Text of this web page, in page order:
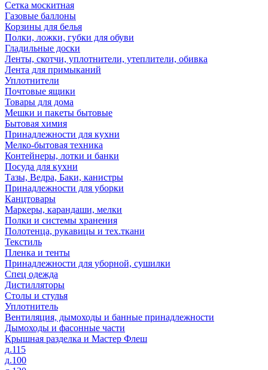
Сетка москитная
Газовые баллоны
Корзины для белья
Полки, ложки, губки для обуви
Гладильные доски
Ленты, скотчи, уплотнители, утеплители, обивка
Лента для примыканий
Уплотнители
Почтовые ящики
Товары для дома
Мешки и пакеты бытовые
Бытовая химия
Принадлежности для кухни
Мелко-бытовая техника
Контейнеры, лотки и банки
Посуда для кухни
Тазы, Ведра, Баки, канистры
Принадлежности для уборки
Канцтовары
Маркеры, карандаши, мелки
Полки и системы хранения
Полотенца, рукавицы и тех.ткани
Текстиль
Пленка и тенты
Принадлежности для уборной, сушилки
Спец одежда
Дистилляторы
Столы и стулья
Уплотнитель
Вентиляция, дымоходы и банные принадлежности
Дымоходы и фасонные части
Крышная разделка и Мастер Флеш
д.115
д.100